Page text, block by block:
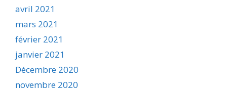
avril 2021
mars 2021
février 2021
janvier 2021
Décembre 2020
novembre 2020